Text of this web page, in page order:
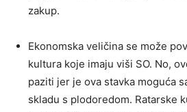
zakup.
Ekonomska veličina se može
kultura koje imaju viši SO. No,
paziti jer je ova stavka moguća
skladu s plodoredom. Ratarske